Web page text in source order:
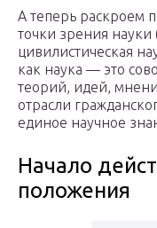
А теперь раскроем
точки зрения науки
цивилистическая
как наука — это
теорий, идей,
отрасли
единое научное
Начало
положения